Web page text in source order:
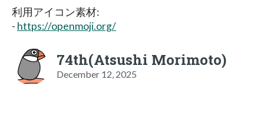
利用アイコン素材:
- https://openmoji.org/
74th(Atsushi Morimoto)
December 12, 2025